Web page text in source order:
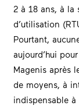
2 à 18 ans, à la
d’utilisation
Pourtant,
aujourd’hui
Magenis après
de moyens, à
indispensable